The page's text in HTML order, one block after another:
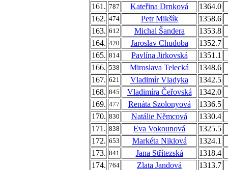
161. 787 Kateřina Drnková
1364.0
162. 474 Petr Mikšík
1358.6
163. 612 Michal Šandera
1353.8
164. 420 Jaroslav Chudoba
1352.7
165. 814 Pavlína Jirkovská
1351.1
166. 538 Miroslava Telecká
1348.6
167. 621 Vladimír Vladyka
1342.5
168. 845 Vladimíra Čeřovská
1342.0
169. 477 Renáta Szolonyová
1336.5
170. 830 Natálie Němcová
1330.4
171. 838 Eva Vokounová
1325.5
172. 653 Markéta Niklová
1324.1
173. 841 Jana Střítezská
1318.4
174. 764 Zlata Jandová
1313.7